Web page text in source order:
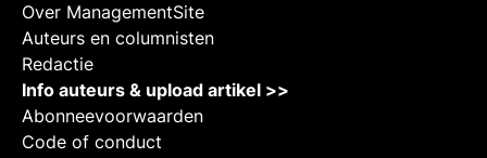
Over ManagementSite
Auteurs en columnisten
Redactie
Info auteurs & upload artikel >>
Abonneevoorwaarden
Code of conduct